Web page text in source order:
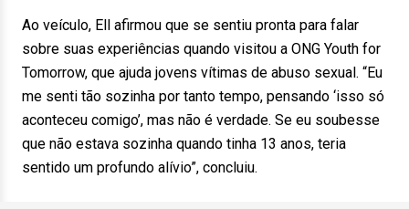
Ao veículo, Ell afirmou que se sentiu pronta para falar
sobre suas experiências quando visitou a ONG Youth for
Tomorrow, que ajuda jovens vítimas de abuso sexual. “Eu
me senti tão sozinha por tanto tempo, pensando ‘isso só
aconteceu comigo’, mas não é verdade. Se eu soubesse
que não estava sozinha quando tinha 13 anos, teria
sentido um profundo alívio”, concluiu.